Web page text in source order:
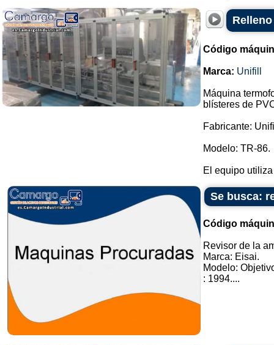
Código
Marca: Unifill
Máquina
blísteres de
Fabricante:
Modelo: TR-86.
El equipo
Se busca:
Código
Revisor de la
Marca: Eisai.
Modelo:
: 1994....